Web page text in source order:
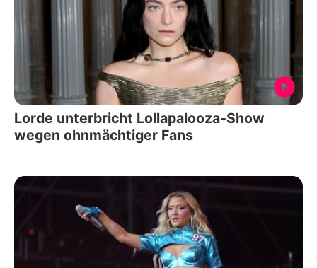
Lorde unterbricht Lollapalooza-Show
wegen ohnmächtiger Fans